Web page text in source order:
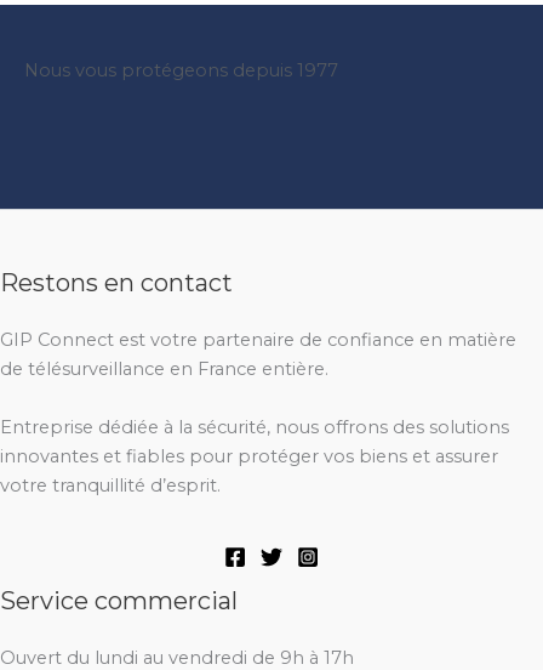
Nous vous protégeons depuis 1977
Restons en contact
GIP Connect est votre partenaire de confiance en matière
de télésurveillance en France entière.
Entreprise dédiée à la sécurité, nous offrons des solutions
innovantes et fiables pour protéger vos biens et assurer
votre tranquillité d’esprit.
Service commercial
Ouvert du lundi au vendredi de 9h à 17h